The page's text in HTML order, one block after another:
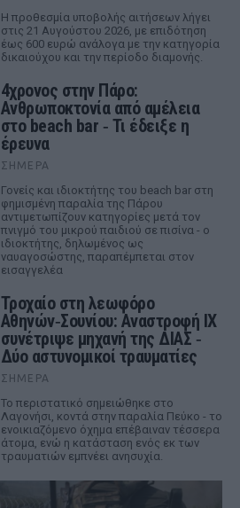
Η προθεσμία υποβολής αιτήσεων λήγει
στις 21 Αυγούστου 2026, με επιδότηση
έως 600 ευρώ ανάλογα με την κατηγορία
δικαιούχου και την περίοδο διαμονής.
4χρονος στην Πάρο:
Ανθρωποκτονία από αμέλεια
στο beach bar ‑ Τι έδειξε η
έρευνα
ΣΉΜΕΡΑ
Γονείς και ιδιοκτήτης του beach bar στη
φημισμένη παραλία της Πάρου
αντιμετωπίζουν κατηγορίες μετά τον
πνιγμό του μικρού παιδιού σε πισίνα - ο
ιδιοκτήτης, δηλωμένος ως
ναυαγοσώστης, παραπέμπεται στον
εισαγγελέα
Τροχαίο στη λεωφόρο
Αθηνών‑Σουνίου: Αναστροφή ΙΧ
συνέτριψε μηχανή της ΔΙΑΣ ‑
Δύο αστυνομικοί τραυματίες
ΣΉΜΕΡΑ
Το περιστατικό σημειώθηκε στο
Λαγονήσι, κοντά στην παραλία Πεύκο - το
ενοικιαζόμενο όχημα επέβαιναν τέσσερα
άτομα, ενώ η κατάσταση ενός εκ των
τραυματιών εμπνέει ανησυχία.